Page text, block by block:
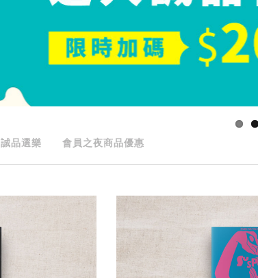
誠品選樂 會員之夜商品優惠